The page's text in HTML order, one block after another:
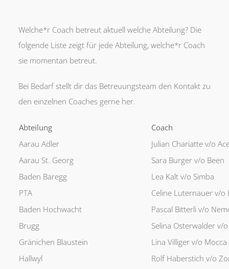
Welche*r Coach betreut aktuell welche Abteilung? Die
folgende Liste zeigt für jede Abteilung, welche*r Coach
sie momentan betreut.
Bei Bedarf stellt dir das Betreuungsteam den Kontakt zu
den einzelnen Coaches gerne her.
Abteilungxxxxxxxxxxxxxxxxxxxxxxxx Coach
Aarau Adler
Julian Chariatte v/o
Aarau St. Georg
Sara Burger v/o Been
Baden Baregg
Lea Kalt v/o Simba
PTA
Celine Luternauer v/o
Baden Hochwacht
Pascal Bitterli v/o
Brugg
Selina Osterwalder v/
Gränichen Blaustein
Lina Villiger v/o Mocca
Hallwyl
Rolf Haberstich v/o